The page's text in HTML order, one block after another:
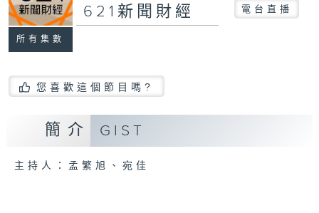
所有集數
621新聞財經 電台直播
您喜歡這個節目嗎?
簡介 GIST
主持人：孟繁旭、宛佳